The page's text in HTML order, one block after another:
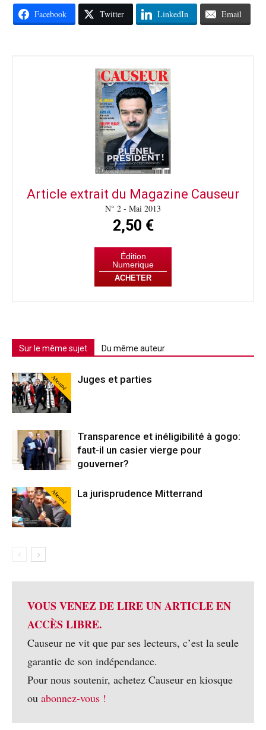
Facebook Twitter LinkedIn Email
Article extrait du Magazine Causeur
N° 2 - Mai 2013
2,50 €
Édition
Numerique
ACHETER
Sur le même sujet Du même auteur
Abonné Juges et parties
Transparence et inéligibilité à gogo:
faut-il un casier vierge pour
gouverner?
Abonné La jurisprudence Mitterrand
VOUS VENEZ DE LIRE UN ARTICLE EN
ACCÈS LIBRE.
Causeur ne vit que par ses lecteurs, c’est la seule
garantie de son indépendance.
Pour nous soutenir, achetez Causeur en kiosque
ou abonnez-vous !